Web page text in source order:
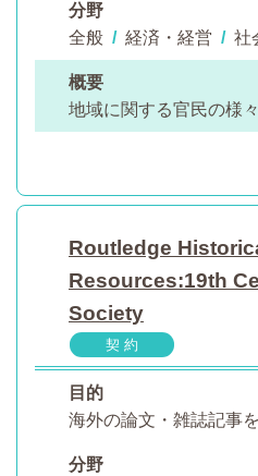
分野
全般 / 経済・経営 / 社
概要
地域に関する官民の様
Routledge
Resources:19th
Society
契 約
目的
海外の論文・雑誌記事
分野